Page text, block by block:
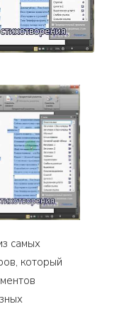
самых
который